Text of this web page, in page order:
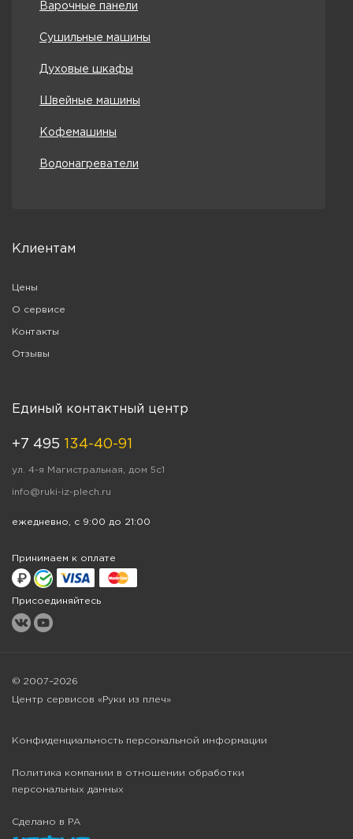
Варочные панели
Сушильные машины
Духовые шкафы
Швейные машины
Кофемашины
Водонагреватели
Клиентам
Цены
О сервисе
Контакты
Отзывы
Единый контактный центр
+7 495 134-40-91
ул. 4-я Магистральная, дом 5с1
info@ruki-iz-plech.ru
ежедневно, с 9:00 до 21:00
Принимаем к оплате
Присоединяйтесь
© 2007–2026
Центр сервисов «Руки из плеч»
Конфиденциальность персональной информации
Политика компании в отношении обработки
персональных данных
Сделано в РА